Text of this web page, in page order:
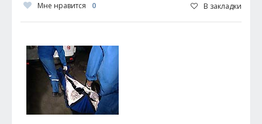
Мне нравится 0 В закладки